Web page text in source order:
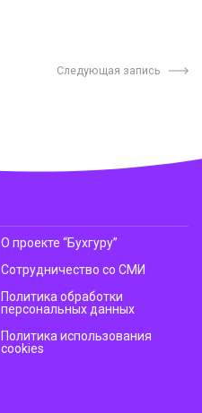
Следующая запись
О проекте “Бухгуру”
Сотрудничество со СМИ
Политика обработки
персональных данных
Политика использования
cookies